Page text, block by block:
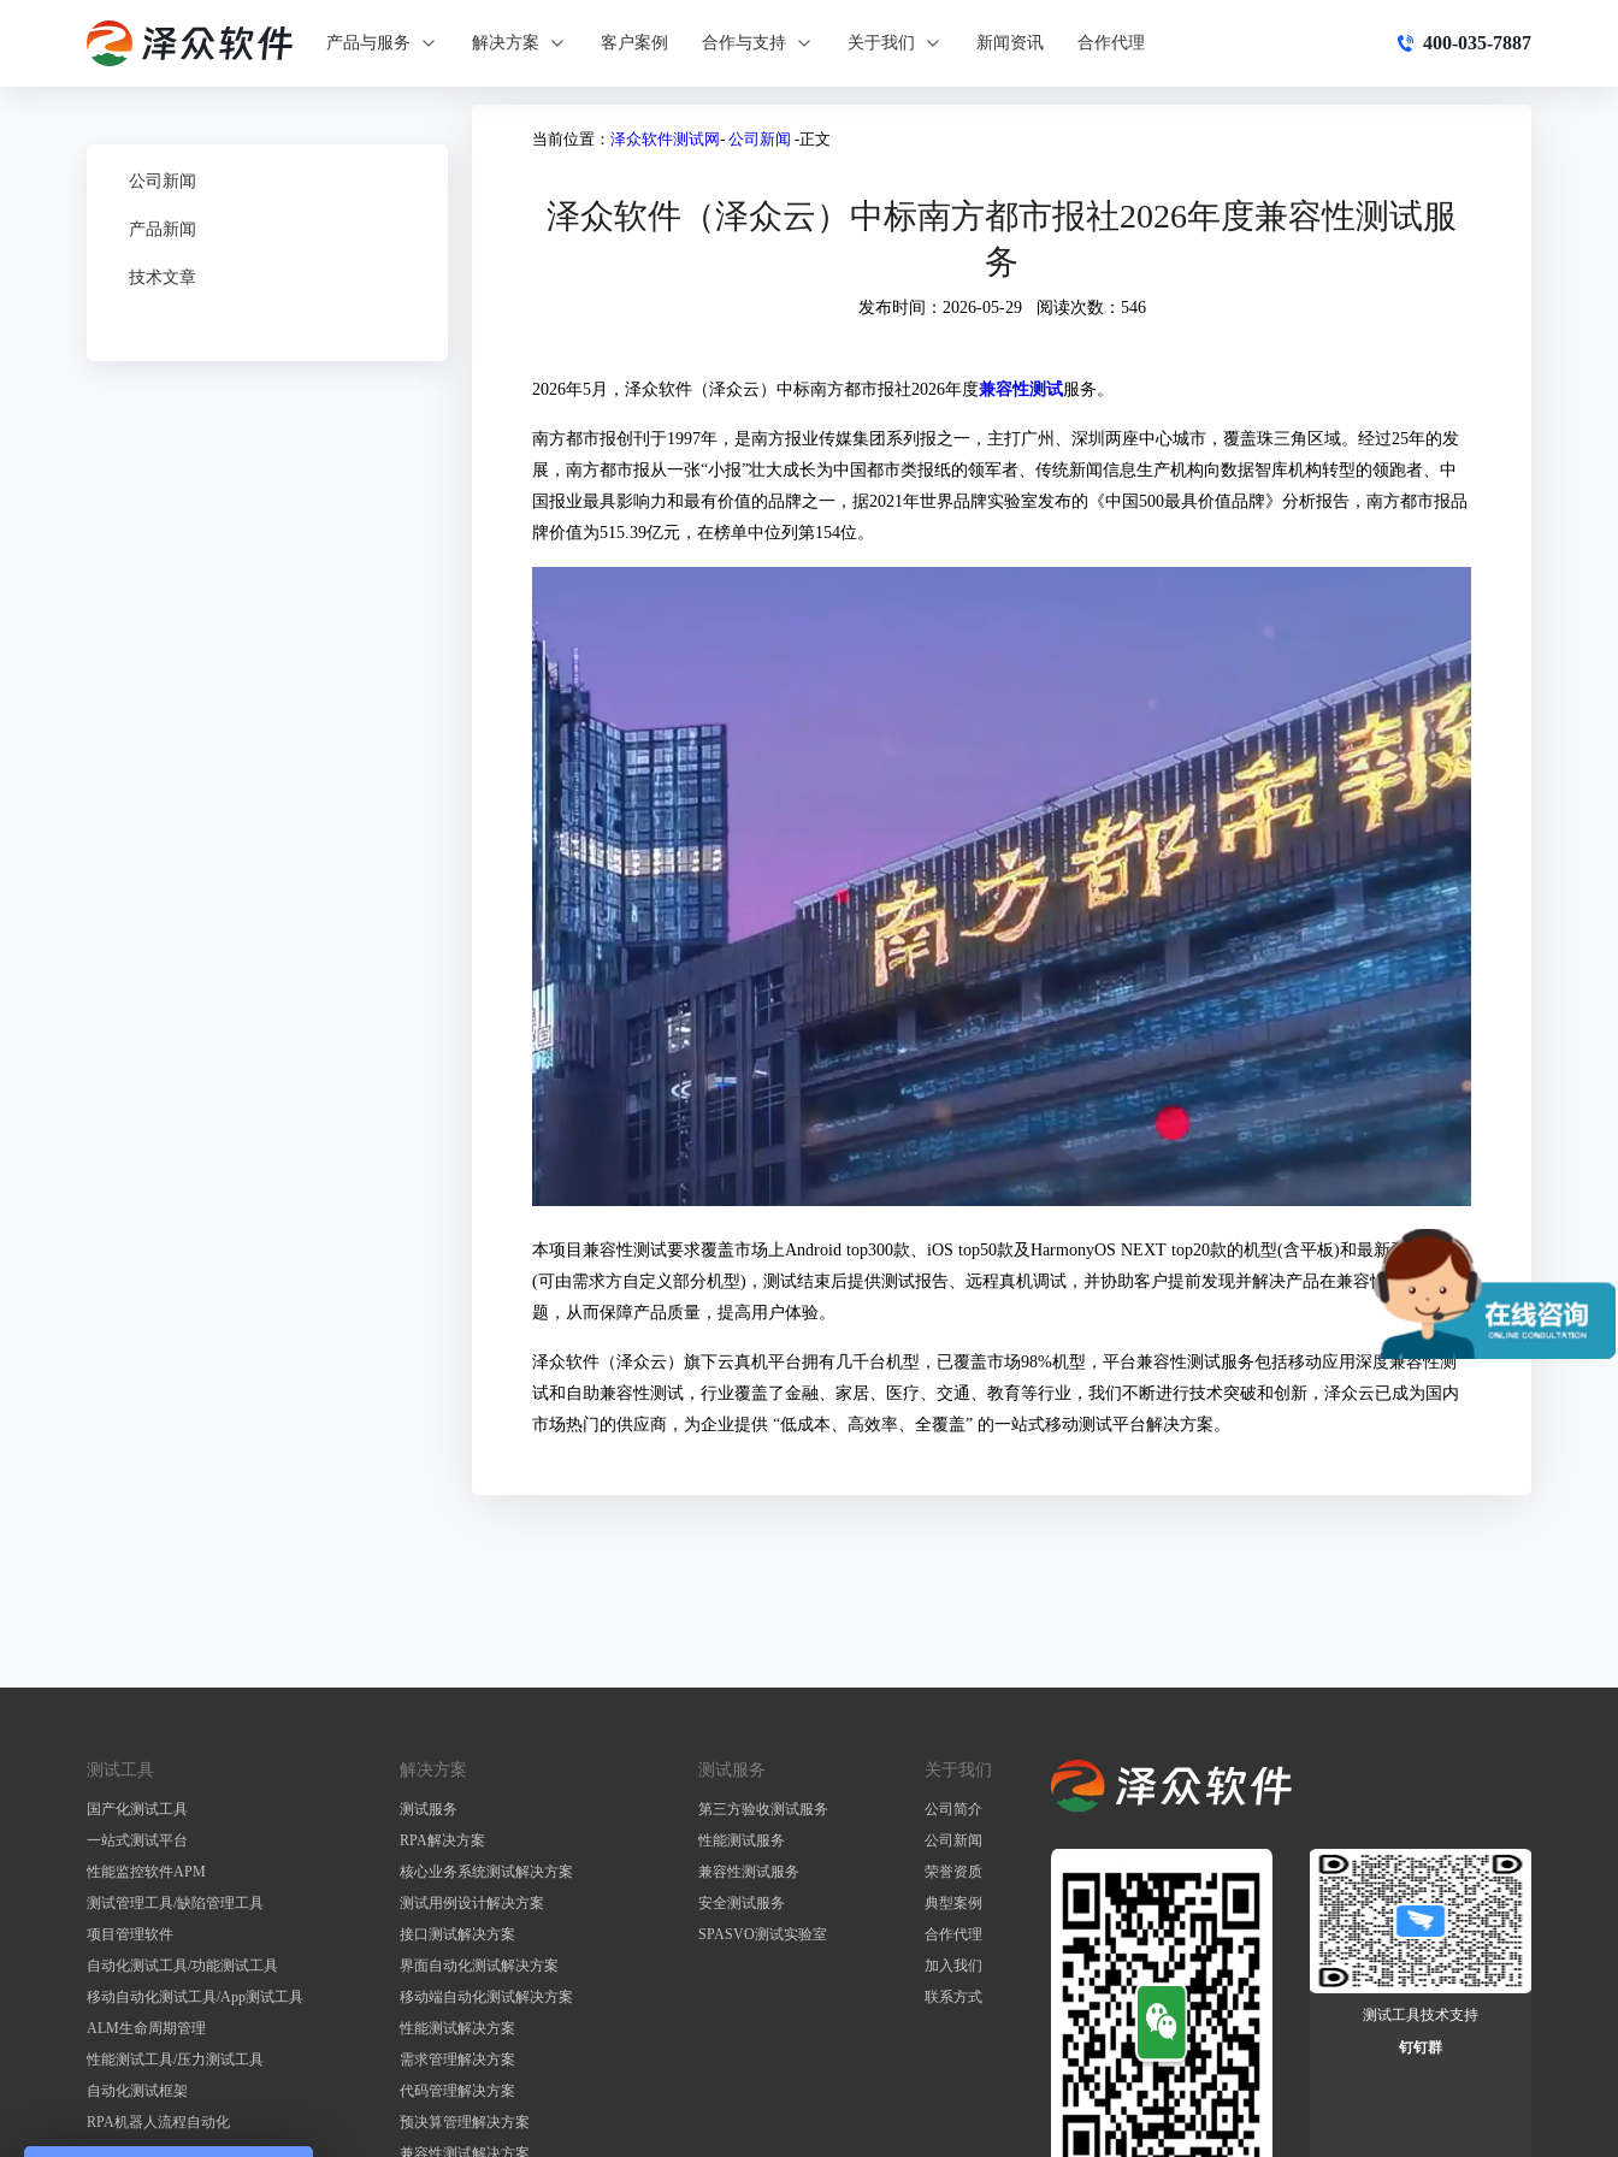
产品与服务 解决方案 客户案例 合作与支持 关于我们 新闻资讯 合作代理 400-035-7887
公司新闻
产品新闻
技术文章
当前位置： 泽众软件测试网- 公司新闻 -正文
泽众软件（泽众云）中标南方都市报社2026年度兼容性测试服
务
发布时间：2026-05-29 阅读次数：546
2026年5月，泽众软件（泽众云）中标南方都市报社2026年度兼容性测试服务。
南方都市报创刊于1997年，是南方报业传媒集团系列报之一，主打广州、深圳两座中心城市，覆盖珠三角区域。经过25年的发
展，南方都市报从一张“小报”壮大成长为中国都市类报纸的领军者、传统新闻信息生产机构向数据智库机构转型的领跑者、中
国报业最具影响力和最有价值的品牌之一，据2021年世界品牌实验室发布的《中国500最具价值品牌》分析报告，南方都市报品
牌价值为515.39亿元，在榜单中位列第154位。
本项目兼容性测试要求覆盖市场上Android top300款、iOS top50款及HarmonyOS NEXT top20款的机型(含平板)和最新系统版本
(可由需求方自定义部分机型)，测试结束后提供测试报告、远程真机调试，并协助客户提前发现并解决产品在兼容性方面的问
题，从而保障产品质量，提高用户体验。
泽众软件（泽众云）旗下云真机平台拥有几千台机型，已覆盖市场98%机型，平台兼容性测试服务包括移动应用深度兼容性测
试和自助兼容性测试，行业覆盖了金融、家居、医疗、交通、教育等行业，我们不断进行技术突破和创新，泽众云已成为国内
市场热门的供应商，为企业提供 “低成本、高效率、全覆盖” 的一站式移动测试平台解决方案。
测试工具
国产化测试工具
一站式测试平台
性能监控软件APM
测试管理工具/缺陷管理工具
项目管理软件
自动化测试工具/功能测试工具
移动自动化测试工具/App测试工具
ALM生命周期管理
性能测试工具/压力测试工具
自动化测试框架
RPA机器人流程自动化
解决方案
测试服务
RPA解决方案
核心业务系统测试解决方案
测试用例设计解决方案
接口测试解决方案
界面自动化测试解决方案
移动端自动化测试解决方案
性能测试解决方案
需求管理解决方案
代码管理解决方案
预决算管理解决方案
兼容性测试解决方案
测试服务
第三方验收测试服务
性能测试服务
兼容性测试服务
安全测试服务
SPASVO测试实验室
关于我们
公司简介
公司新闻
荣誉资质
典型案例
合作代理
加入我们
联系方式
测试工具技术支持
钉钉群